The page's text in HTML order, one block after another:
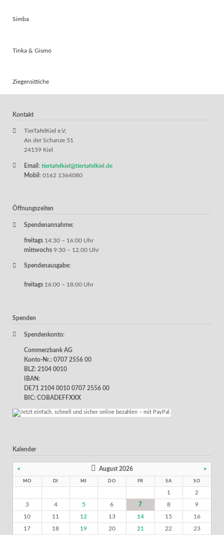
Simba
Tinka & Gismo
Ziegensittiche
Kontakt
TierTafelKiel e.V,
An der Schanze 51
24159 Kiel
Email : tiertafelkiel@tiertafelkiel.de
Mobil : 0162 1364080
Öffnungszeiten
Spendenannahme:
freitags 14:30 – 16:00 Uhr
mittwochs 9:30 – 12.00 Uhr
Spendenausgabe:
freitags 16:00 – 18:00 Uhr
Spenden
Spendenkonto:
Commerzbank AG
Konto-Nr.: 0707 2556 00
BLZ: 2104 0010
IBAN:
DE71 2104 0010 0707 2556 00
BIC: COBADEFFXXX
Kalender
< August 2026 >
MO DI MI DO FR SA SO
1
2
3
4 5 6 7 8
9
10
11 12 13 14 15
16
17
18 19 20 21 22 23